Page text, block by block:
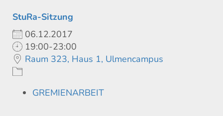
StuRa-Sitzung
06.12.2017
19:00-23:00
Raum 323, Haus 1, Ulmencampus
GREMIENARBEIT